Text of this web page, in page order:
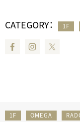
CATEGORY： 1F
FacebookInstagram
1F OMEGA